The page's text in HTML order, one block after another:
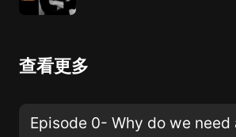
查看更多